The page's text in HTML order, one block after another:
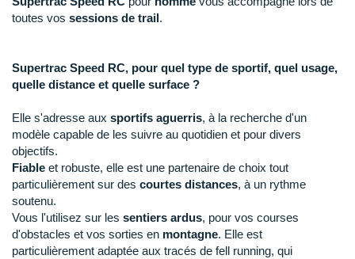
toutes vos sessions de trail.
Supertrac Speed RC, pour quel type de sportif, quel usage,
quelle distance et quelle surface ?
Elle s'adresse aux sportifs aguerris, à la recherche d'un
modèle capable de les suivre au quotidien et pour divers
objectifs.
Fiable et robuste, elle est une partenaire de choix tout
particulièrement sur des courtes distances, à un rythme
soutenu.
Vous l'utilisez sur les sentiers ardus, pour vos courses
d'obstacles et vos sorties en montagne. Elle est
particulièrement adaptée aux tracés de fell running, qui
PAR MARQUES
NNormal
On-Running
Orca
OVERSTIMS
Patagonia